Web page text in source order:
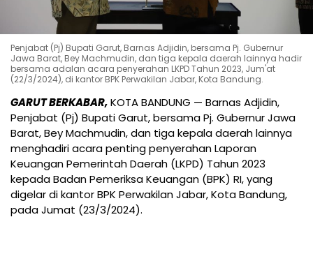
Penjabat (Pj) Bupati Garut, Barnas Adjidin, bersama Pj. Gubernur
Jawa Barat, Bey Machmudin, dan tiga kepala daerah lainnya hadir
bersama adalan acara penyerahan LKPD Tahun 2023, Jum'at
(22/3/2024), di kantor BPK Perwakilan Jabar, Kota Bandung.
GARUT BERKABAR,KOTA BANDUNG — Barnas Adjidin,
Penjabat (Pj) Bupati Garut, bersama Pj. Gubernur Jawa
Barat, Bey Machmudin, dan tiga kepala daerah lainnya
menghadiri acara penting penyerahan Laporan
Keuangan Pemerintah Daerah (LKPD) Tahun 2023
kepada Badan Pemeriksa Keuangan (BPK) RI, yang
digelar di kantor BPK Perwakilan Jabar, Kota Bandung,
pada Jumat (23/3/2024).